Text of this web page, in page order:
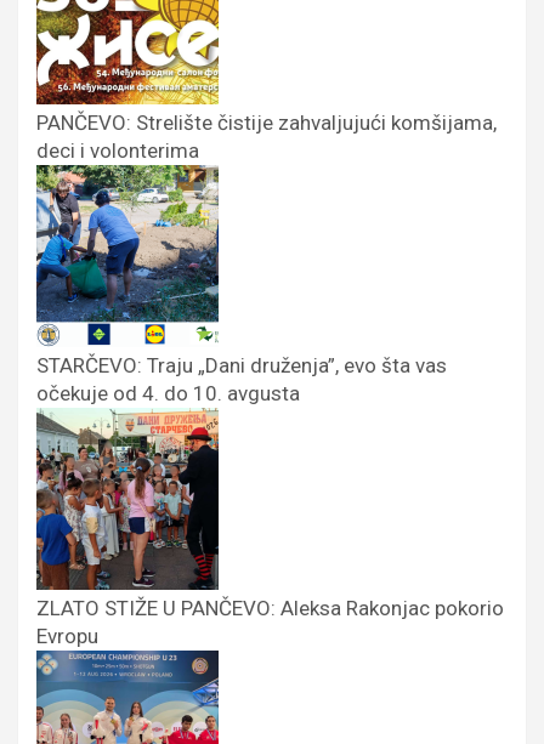
PANČEVO: Strelište čistije zahvaljujući komšijama,
deci i volonterima
STARČEVO: Traju „Dani druženja”, evo šta vas
očekuje od 4. do 10. avgusta
ZLATO STIŽE U PANČEVO: Aleksa Rakonjac pokorio
Evropu